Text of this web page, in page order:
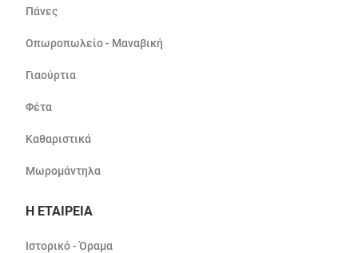
Πάνες
Οπωροπωλείο - Μαναβική
Γιαούρτια
Φέτα
Καθαριστικά
Μωρομάντηλα
Η ΕΤΑΙΡΕΙΑ
Ιστορικό - Όραμα